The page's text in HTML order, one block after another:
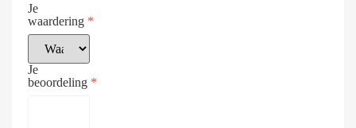
Je
waardering *
Je
beoordeling *